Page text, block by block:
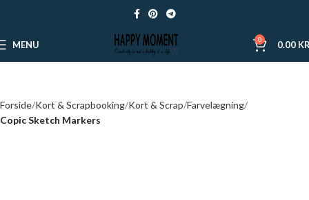
MENU 0 0.00
Forside Kort & Scrapbooking Kort & Scrap Farvelægning
Copic Sketch Markers